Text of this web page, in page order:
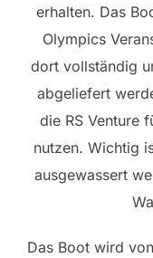
erhalten. Das
Olympics
dort vollständig
abgeliefert
die RS Venture
nutzen. Wichtig
ausgewassert
Das Boot wird